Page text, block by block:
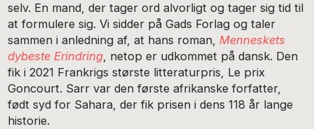
selv. En mand, der tager ord alvorligt og tager sig tid til
at formulere sig. Vi sidder på Gads Forlag og taler
sammen i anledning af, at hans roman,Menneskets
dybeste Erindring, netop er udkommet på dansk. Den
fik i 2021 Frankrigs største litteraturpris, Le prix
Goncourt. Sarr var den første afrikanske forfatter,
født syd for Sahara, der fik prisen i dens 118 år lange
historie.